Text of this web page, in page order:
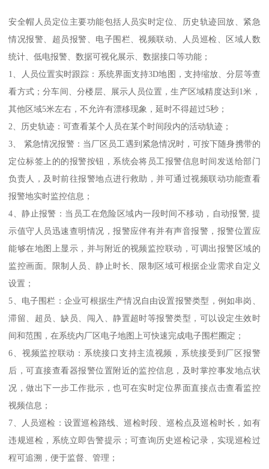
安全帽人员定位主要功能包括人员实时定位、历史轨迹回放、紧急
情况报警、超员报警、电子围栏、视频联动、人员巡检、区域人数
统计、低电报警、数据可视化展示、数据接口等功能；
1、人员位置实时跟踪：系统界面支持3D地图，支持缩放、分层等查
看方式；分车间、分楼层、展示人员位置，生产区域精度达到1米，
其他区域5米左右，不允许有漂移现象，延时不得超过5秒；
2、历史轨迹：可查看某个人员在某个时间段内的活动轨迹；
3、 紧急情况报警：当厂区员工遇到紧急情况时，可按下随身携带的
定位标签上的的报警按钮，系统会将员工报警信息时间发送给部门
负责人，及时前往报警地点进行救助，并可通过视频联动功能查看
报警地实时监控信息；
4、静止报警：当员工在危险区域内一段时间不移动，自动报警, 提
示值守人员迅速查明情况，报警应伴有并有声音报警，报警位置应
能够在地图上显示，并与附近的视频监控联动，可调出报警区域的
监控画面。限制人员、静止时长、限制区域可根据企业需求自定义
设置；
5、电子围栏：企业可根据生产情况自由设置报警类型，例如串岗、
滞留、超员、缺员、闯入、静置超时等报警类型，可以设定生效时
间和范围，在系统内厂区电子地图上可快速完成电子围栏圈定；
6、视频监控联动：系统接口支持主流视频，系统接受到厂区报警
后，可直接查看器报警位置附近的监控信息，及时掌控事发地点状
况，做出下一步工作批示，也可在实时定位界面直接点击查看监控
视频信息；
7、人员巡检：设置巡检路线、巡检时段、巡检点及巡检时长，如有
违规巡检，系统立即告警提示；可查询历史巡检记录，实现巡检过
程可追溯，便于监督、管理；